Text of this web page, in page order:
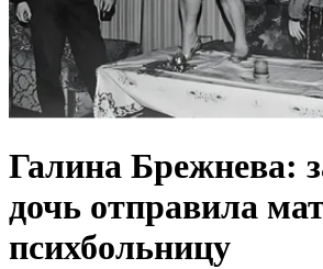
Галина Брежнева:
дочь отправила
психбольницу